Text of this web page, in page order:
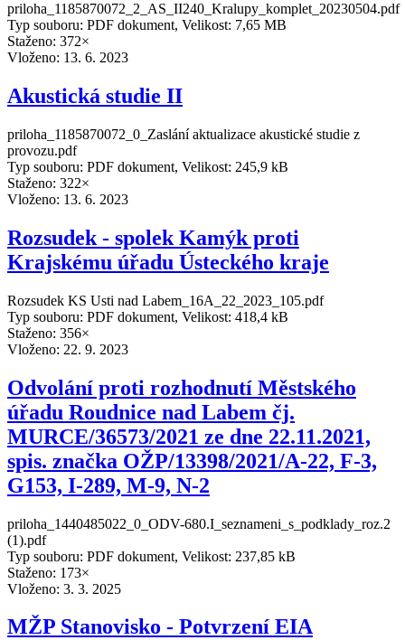
priloha_1185870072_2_AS_II240_Kralupy_komplet_20230504.pdf
Typ souboru: PDF dokument, Velikost: 7,65 MB
Staženo: 372×
Vloženo: 13. 6. 2023
Akustická studie II
priloha_1185870072_0_Zaslání aktualizace akustické studie z
provozu.pdf
Typ souboru: PDF dokument, Velikost: 245,9 kB
Staženo: 322×
Vloženo: 13. 6. 2023
Rozsudek - spolek Kamýk proti
Krajskému úřadu Ústeckého kraje
Rozsudek KS Usti nad Labem_16A_22_2023_105.pdf
Typ souboru: PDF dokument, Velikost: 418,4 kB
Staženo: 356×
Vloženo: 22. 9. 2023
Odvolání proti rozhodnutí Městského
úřadu Roudnice nad Labem čj.
MURCE/36573/2021 ze dne 22.11.2021,
spis. značka OŽP/13398/2021/A-22, F-3,
G153, I-289, M-9, N-2
priloha_1440485022_0_ODV-680.I_seznameni_s_podklady_roz.2
(1).pdf
Typ souboru: PDF dokument, Velikost: 237,85 kB
Staženo: 173×
Vloženo: 3. 3. 2025
MŽP Stanovisko - Potvrzení EIA